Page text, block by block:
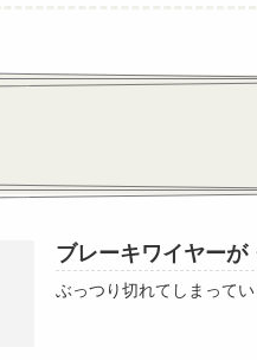
ブレーキワイヤーが
ぶっつり切れてしまって